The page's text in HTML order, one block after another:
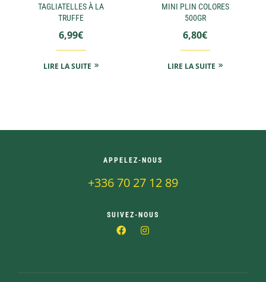
TAGLIATELLES À LA
TRUFFE
6,99€
LIRE LA SUITE
MINI PLIN COLORES
500GR
6,80€
LIRE LA SUITE
APPELEZ-NOUS
+336 70 27 12 89
SUIVEZ-NOUS